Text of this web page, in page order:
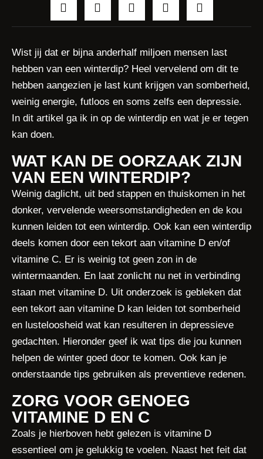
Wist jij dat er bijna anderhalf miljoen mensen last
hebben van een winterdip? Heel vervelend om dit te
hebben aangezien je last kunt krijgen van somberheid,
weinig energie, futloos en soms zelfs een depressie.
In dit artikel ga ik in op de winterdip en wat je er tegen
kan doen.
WAT KAN DE OORZAAK ZIJN
VAN EEN WINTERDIP?
Weinig daglicht, uit bed stappen en thuiskomen in het
donker, vervelende weersomstandigheden en de kou
kunnen leiden tot een winterdip. Ook kan een winterdip
deels komen door een tekort aan vitamine D en/of
vitamine C. Er is weinig tot geen zon in de
wintermaanden. En laat zonlicht nu net in verbinding
staan met vitamine D. Uit onderzoek is gebleken dat
een tekort aan vitamine D kan leiden tot somberheid
en lusteloosheid wat kan resulteren in depressieve
gedachten. Hieronder geef ik wat tips die jou kunnen
helpen de winter goed door te komen. Ook kan je
onderstaande tips gebruiken als preventieve redenen.
ZORG VOOR GENOEG
VITAMINE D EN C
Zoals je hierboven hebt gelezen is vitamine D
essentieel om je gelukkig te voelen. Naast het feit dat